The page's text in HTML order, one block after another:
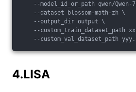
--model_id_or_path qwen/Qwen-
--dataset blossom-math-zh \
--output_dir output \
--custom_train_dataset_path
--custom_val_dataset_path
4.LISA